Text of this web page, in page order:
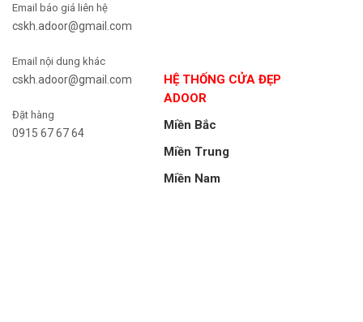
Email báo giá liên hệ
cskh.adoor@gmail.com
Email nội dung khác
cskh.adoor@gmail.com
Đặt hàng
0915 67 67 64
HỆ THỐNG CỬA ĐẸP
ADOOR
Miền Bắc
Miền Trung
Miền Nam